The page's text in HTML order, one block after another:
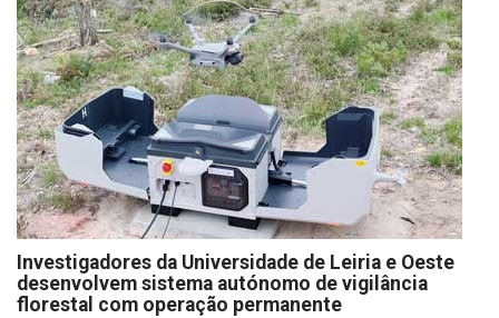
Investigadores da Universidade de Leiria e Oeste
desenvolvem sistema autónomo de vigilância
florestal com operação permanente